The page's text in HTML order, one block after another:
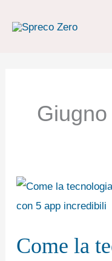
Come la
Come
la
semplifica